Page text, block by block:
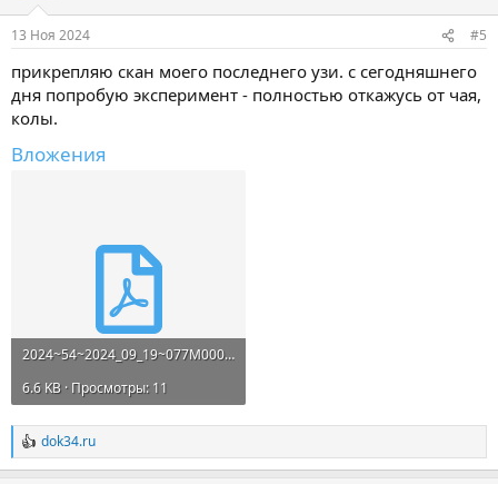
13 Ноя 2024 #5
прикрепляю скан моего последнего узи. с сегодняшнего
дня попробую эксперимент - полностью откажусь от чая,
колы.
Вложения
2024~54~2024_09_19~077М00083.19830714~6~ (2).pdf
6.6 KB · Просмотры: 11
Р
е
dok34.ru